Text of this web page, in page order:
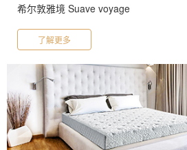
希尔敦雅境 Suave voyage
了解更多